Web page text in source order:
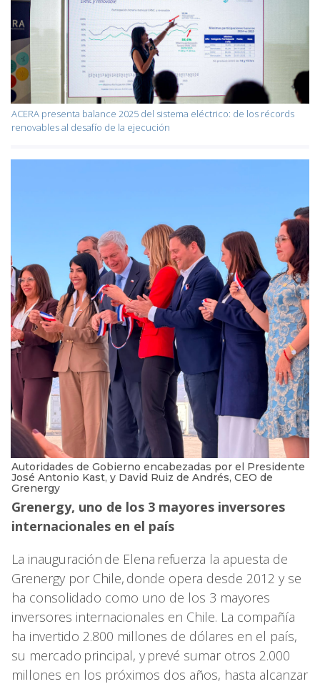
ACERA presenta balance 2025 del sistema eléctrico: de los récords
renovables al desafío de la ejecución
Autoridades de Gobierno encabezadas por el Presidente
José Antonio Kast, y David Ruiz de Andrés, CEO de
Grenergy
Grenergy, uno de los 3 mayores inversores
internacionales en el país
La inauguración de Elena refuerza la apuesta de
Grenergy por Chile, donde opera desde 2012 y se
ha consolidado como uno de los 3 mayores
inversores internacionales en Chile. La compañía
ha invertido 2.800 millones de dólares en el país,
su mercado principal, y prevé sumar otros 2.000
millones en los próximos dos años, hasta alcanzar